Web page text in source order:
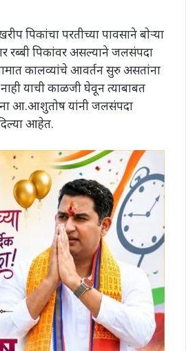
पिकांचा परतीच्या पावसाने बोऱ्या
रब्बी पिकांवर असल्याने जलसंपदा
कालव्यांचे आवर्तन सुरु असतांना
याची काळजी घेवून त्याबाबत
आ.आशुतोष यांनी जलसंपदा
आहेत.